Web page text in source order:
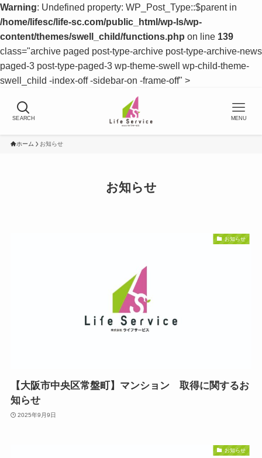
Warning: Undefined property: WP_Post_Type::$parent in
/home/lifesc/life-sc.com/public_html/wp-ls/wp-
content/themes/swell_child/functions.php on line 139
class="archive paged post-type-archive post-type-archive-news
paged-3 post-type-paged-3 wp-theme-swell wp-child-theme-
swell_child -index-off -sidebar-on -frame-off" >
SEARCH MENU
ホーム お知らせ
お知らせ
お知らせ
【大阪市中央区常盤町】マンション 取得に関するお
知らせ
2025年9月9日
お知らせ